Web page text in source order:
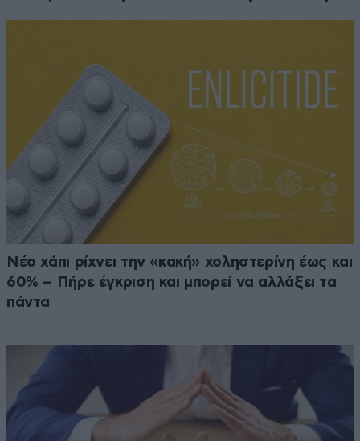
Νέο χάπι ρίχνει την «κακή» χοληστερίνη έως και
60% – Πήρε έγκριση και μπορεί να αλλάξει τα
πάντα